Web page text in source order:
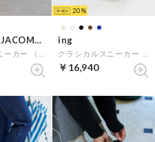
MODE ET JACOMO D'ICI
20
ing
￥16,940